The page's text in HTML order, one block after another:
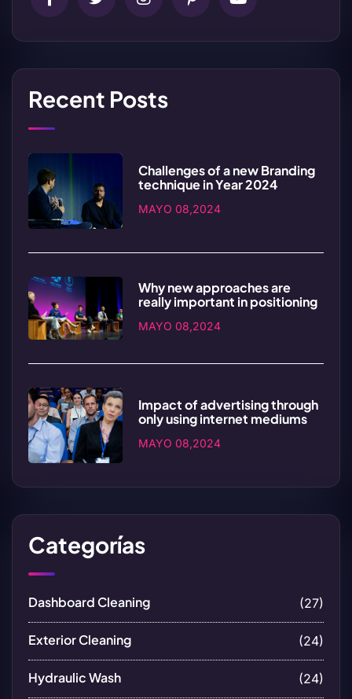
Recent Posts
Challenges of a new Branding
technique in Year 2024
MAYO 08,2024
Why new approaches are
really important in positioning
MAYO 08,2024
Impact of advertising through
only using internet mediums
MAYO 08,2024
Categorías
Dashboard Cleaning (27)
Exterior Cleaning (24)
Hydraulic Wash (24)